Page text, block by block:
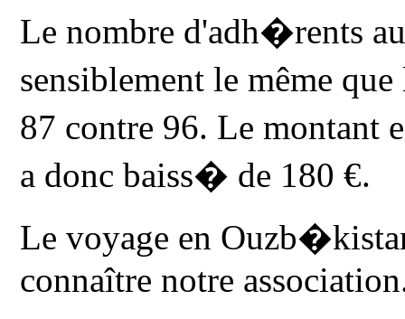
Le nombre d'adh�rents
sensiblement le même
87 contre 96. Le montant
a donc baiss� de 180 €.
Le voyage en
connaître notre